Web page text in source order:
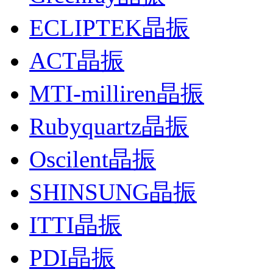
ECLIPTEK晶振
ACT晶振
MTI-milliren晶振
Rubyquartz晶振
Oscilent晶振
SHINSUNG晶振
ITTI晶振
PDI晶振